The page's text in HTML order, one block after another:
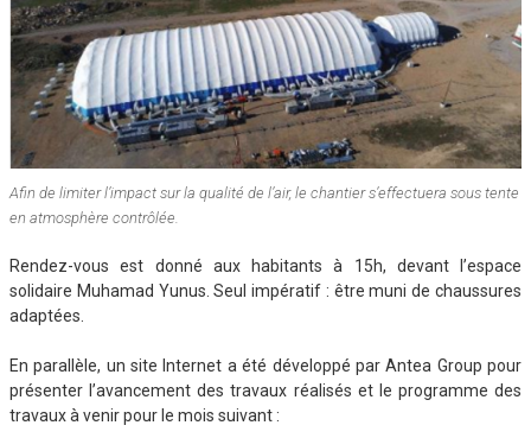
Afin de limiter l’impact sur la qualité de l’air, le chantier s’effectuera sous tente
en atmosphère contrôlée.
Rendez-vous est donné aux habitants à 15h, devant l’espace
solidaire Muhamad Yunus. Seul impératif : être muni de chaussures
adaptées.
En parallèle, un site Internet a été développé par Antea Group pour
présenter l’avancement des travaux réalisés et le programme des
travaux à venir pour le mois suivant :